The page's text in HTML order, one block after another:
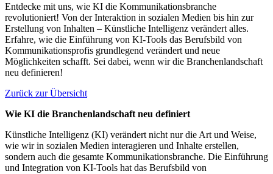
Entdecke mit uns, wie KI die Kommunikationsbranche
revolutioniert! Von der Interaktion in sozialen Medien bis hin zur
Erstellung von Inhalten – Künstliche Intelligenz verändert alles.
Erfahre, wie die Einführung von KI-Tools das Berufsbild von
Kommunikationsprofis grundlegend verändert und neue
Möglichkeiten schafft. Sei dabei, wenn wir die Branchenlandschaft
neu definieren!
Zurück zur Übersicht
Wie KI die Branchenlandschaft neu definiert
Künstliche Intelligenz (KI) verändert nicht nur die Art und Weise,
wie wir in sozialen Medien interagieren und Inhalte erstellen,
sondern auch die gesamte Kommunikationsbranche. Die Einführung
und Integration von KI-Tools hat das Berufsbild von